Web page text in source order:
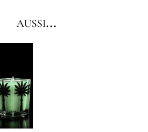
aussi…